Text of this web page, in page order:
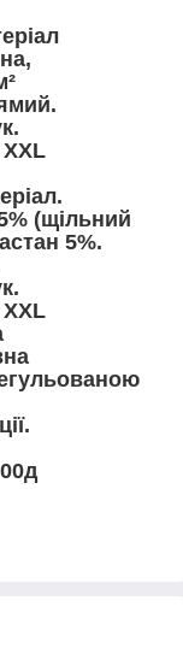
(щільний
5%.